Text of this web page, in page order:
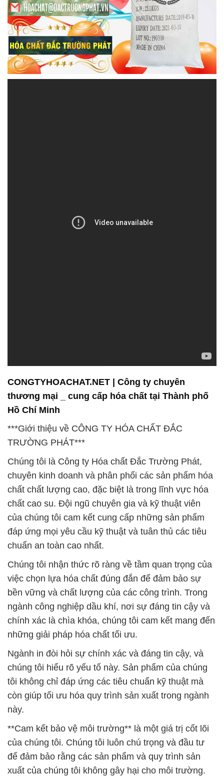
CONGTYHOACHAT.NET | Công ty chuyên
thương mại _ cung cấp hóa chất tại Thành phố
Hồ Chí Minh
***Giới thiệu về CÔNG TY HÓA CHẤT ĐẮC
TRƯỜNG PHÁT***
Chúng tôi là Công ty Hóa chất Đắc Trường Phát,
chuyên kinh doanh và phân phối các sản phẩm hóa
chất chất lượng cao, đặc biệt là trong lĩnh vực hóa
chất cao su. Đội ngũ chuyên gia và kỹ thuật viên
của chúng tôi cam kết cung cấp những sản phẩm
đáp ứng mọi yêu cầu kỹ thuật và tuân thủ các tiêu
chuẩn an toàn cao nhất.
Chúng tôi nhận thức rõ ràng về tầm quan trọng của
việc chọn lựa hóa chất đúng đắn để đảm bảo sự
bền vững và chất lượng của các công trình. Trong
ngành công nghiệp dầu khí, nơi sự đáng tin cậy và
chính xác là chìa khóa, chúng tôi cam kết mang đến
những giải pháp hóa chất tối ưu.
Ngành in đòi hỏi sự chính xác và đáng tin cậy, và
chúng tôi hiểu rõ yếu tố này. Sản phẩm của chúng
tôi không chỉ đáp ứng các tiêu chuẩn kỹ thuật mà
còn giúp tối ưu hóa quy trình sản xuất trong ngành
này.
**Cam kết bảo vệ môi trường** là một giá trị cốt lõi
của chúng tôi. Chúng tôi luôn chú trọng và đầu tư
để đảm bảo rằng các sản phẩm và quy trình sản
xuất của chúng tôi không gây hại cho môi trường.